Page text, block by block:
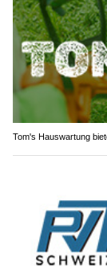
Tom's Hauswartung